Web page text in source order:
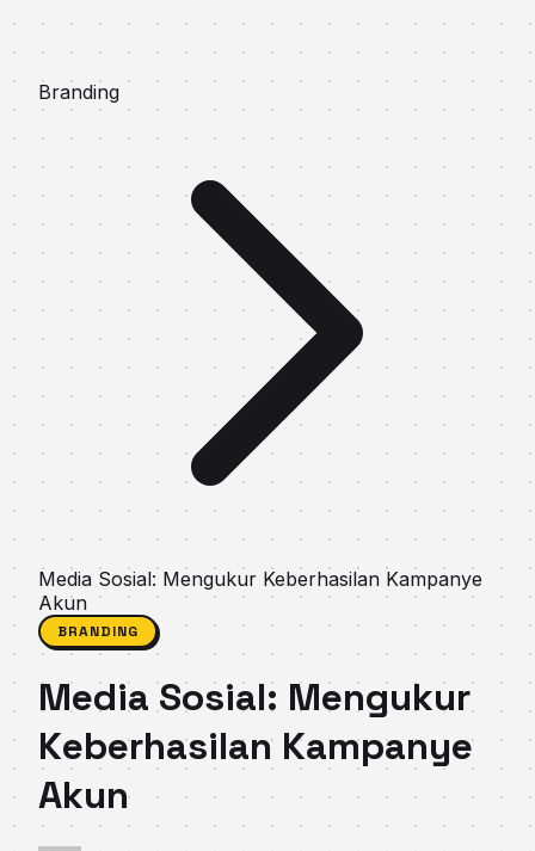
Branding
Media Sosial: Mengukur Keberhasilan Kampanye
Akun
BRANDING
Media Sosial: Mengukur
Keberhasilan Kampanye
Akun